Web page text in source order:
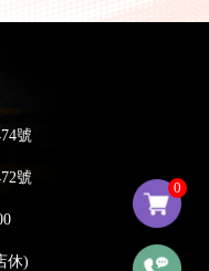
0
號
號
)